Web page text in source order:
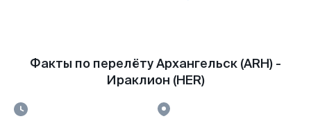
Факты по перелёту Архангельск (ARH) -
Ираклион (HER)